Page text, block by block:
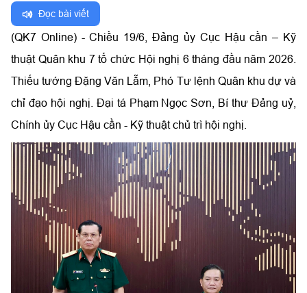
Đọc bài viết
(QK7 Online) - Chiều 19/6, Đảng ủy Cục Hậu cần – Kỹ
thuật Quân khu 7 tổ chức Hội nghị 6 tháng đầu năm 2026.
Thiếu tướng Đặng Văn Lẫm, Phó Tư lệnh Quân khu dự và
chỉ đạo hội nghị. Đại tá Phạm Ngọc Sơn, Bí thư Đảng uỷ,
Chính ủy Cục Hậu cần - Kỹ thuật chủ trì hội nghị.